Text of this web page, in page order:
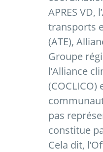
APRES VD,
transports
(ATE),
Groupe
l’Alliance
(COCLICO)
pas
constitue
Cela dit,